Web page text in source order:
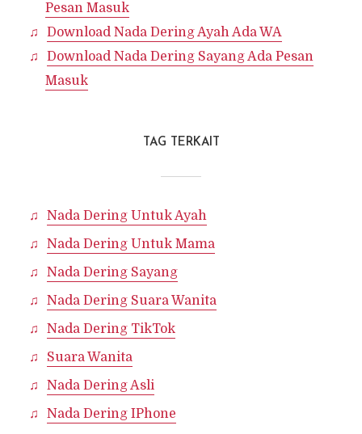
Pesan Masuk
Download Nada Dering Ayah Ada WA
Download Nada Dering Sayang Ada Pesan
Masuk
TAG TERKAIT
Nada Dering Untuk Ayah
Nada Dering Untuk Mama
Nada Dering Sayang
Nada Dering Suara Wanita
Nada Dering TikTok
Suara Wanita
Nada Dering Asli
Nada Dering IPhone